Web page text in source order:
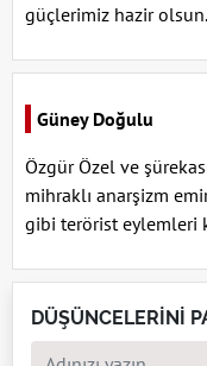
güçlerimiz hazir
Güney Doğulu
Özgür Özel ve
mihraklı anarşizm
gibi terörist eylemleri
DÜŞÜNCELERİNİ